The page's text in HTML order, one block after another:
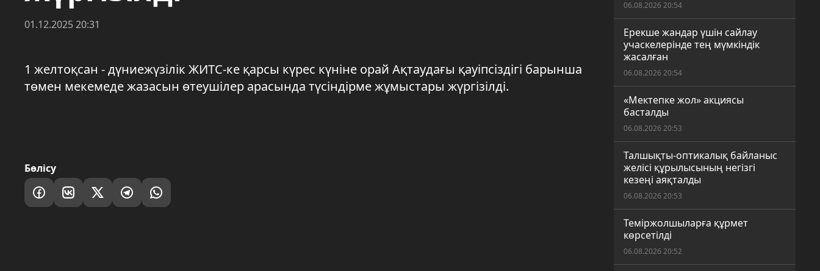
01.12.2025 20:31
1 желтоқсан - дүниежүзілік ЖИТС-ке қарсы күрес күніне орай Ақтаудағы қауіпсіздігі барынша
төмен мекемеде жазасын өтеушілер арасында түсіндірме жұмыстары жүргізілді.
Бөлісу
06.08.2026 20:54
Ерекше жандар үшін сайлау
учаскелерінде тең мүмкіндік
жасалған
06.08.2026 20:54
«Мектепке жол» акциясы
басталды
06.08.2026 20:53
Талшықты-оптикалық байланыс
желісі құрылысының негізгі
кезеңі аяқталды
06.08.2026 20:53
Теміржолшыларға құрмет
көрсетілді
06.08.2026 20:52